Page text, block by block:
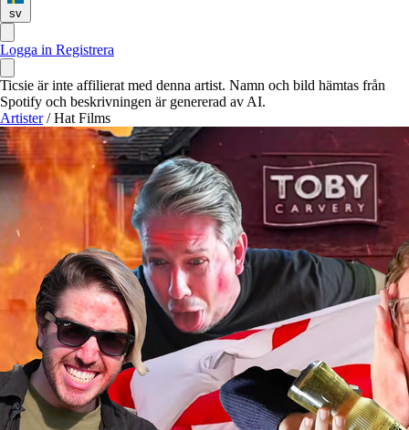
sv
Logga in Registrera
Ticsie är inte affilierat med denna artist. Namn och bild hämtas från
Spotify och beskrivningen är genererad av AI.
Artister / Hat Films